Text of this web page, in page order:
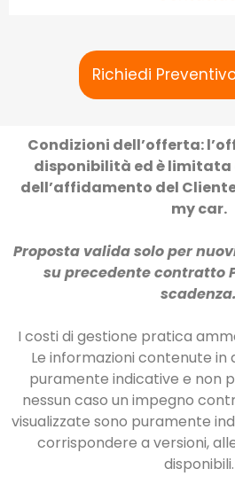
Richiedi
Condizioni dell’offerta:
disponibilità ed è limitata
dell’affidamento del
my car.
Proposta valida solo per
su precedente contratto
scadenza.
I costi di gestione pratica
Le informazioni contenute in
puramente indicative e non
nessun caso un impegno
visualizzate sono puramente
corrispondere a versioni,
disponibili.